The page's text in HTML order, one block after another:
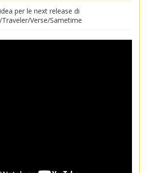
per le next release di
Verse/Sametime